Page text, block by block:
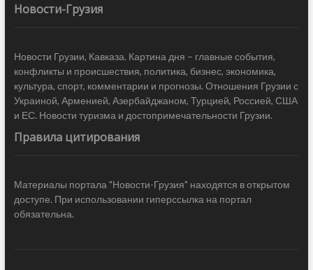
Новости-Грузия
Новости Грузии, Кавказа. Картина дня – главные события,
конфликты и происшествия, политика, бизнес, экономика,
культура, спорт, комментарии и прогнозы. Отношения Грузии с
Украиной, Арменией, Азербайджаном, Турцией, Россией, США
и ЕС. Новости туризма и достопримечательности Грузии.
Правила цитирования
Материалы портала "Новости-Грузия" находятся в открытом
доступе. При использовании гиперссылка на портал
обязательна.